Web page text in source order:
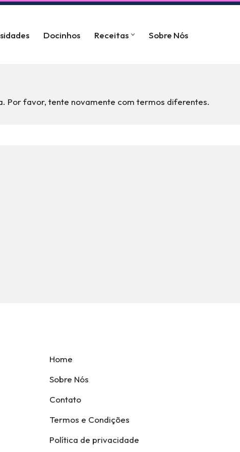
Docinhos Receitas Sobre Nós
Por favor, tente novamente com termos diferentes.
Home
Sobre Nós
Contato
Termos e Condições
Política de privacidade